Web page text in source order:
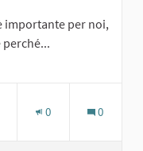
importante per noi,
perché...
0 0